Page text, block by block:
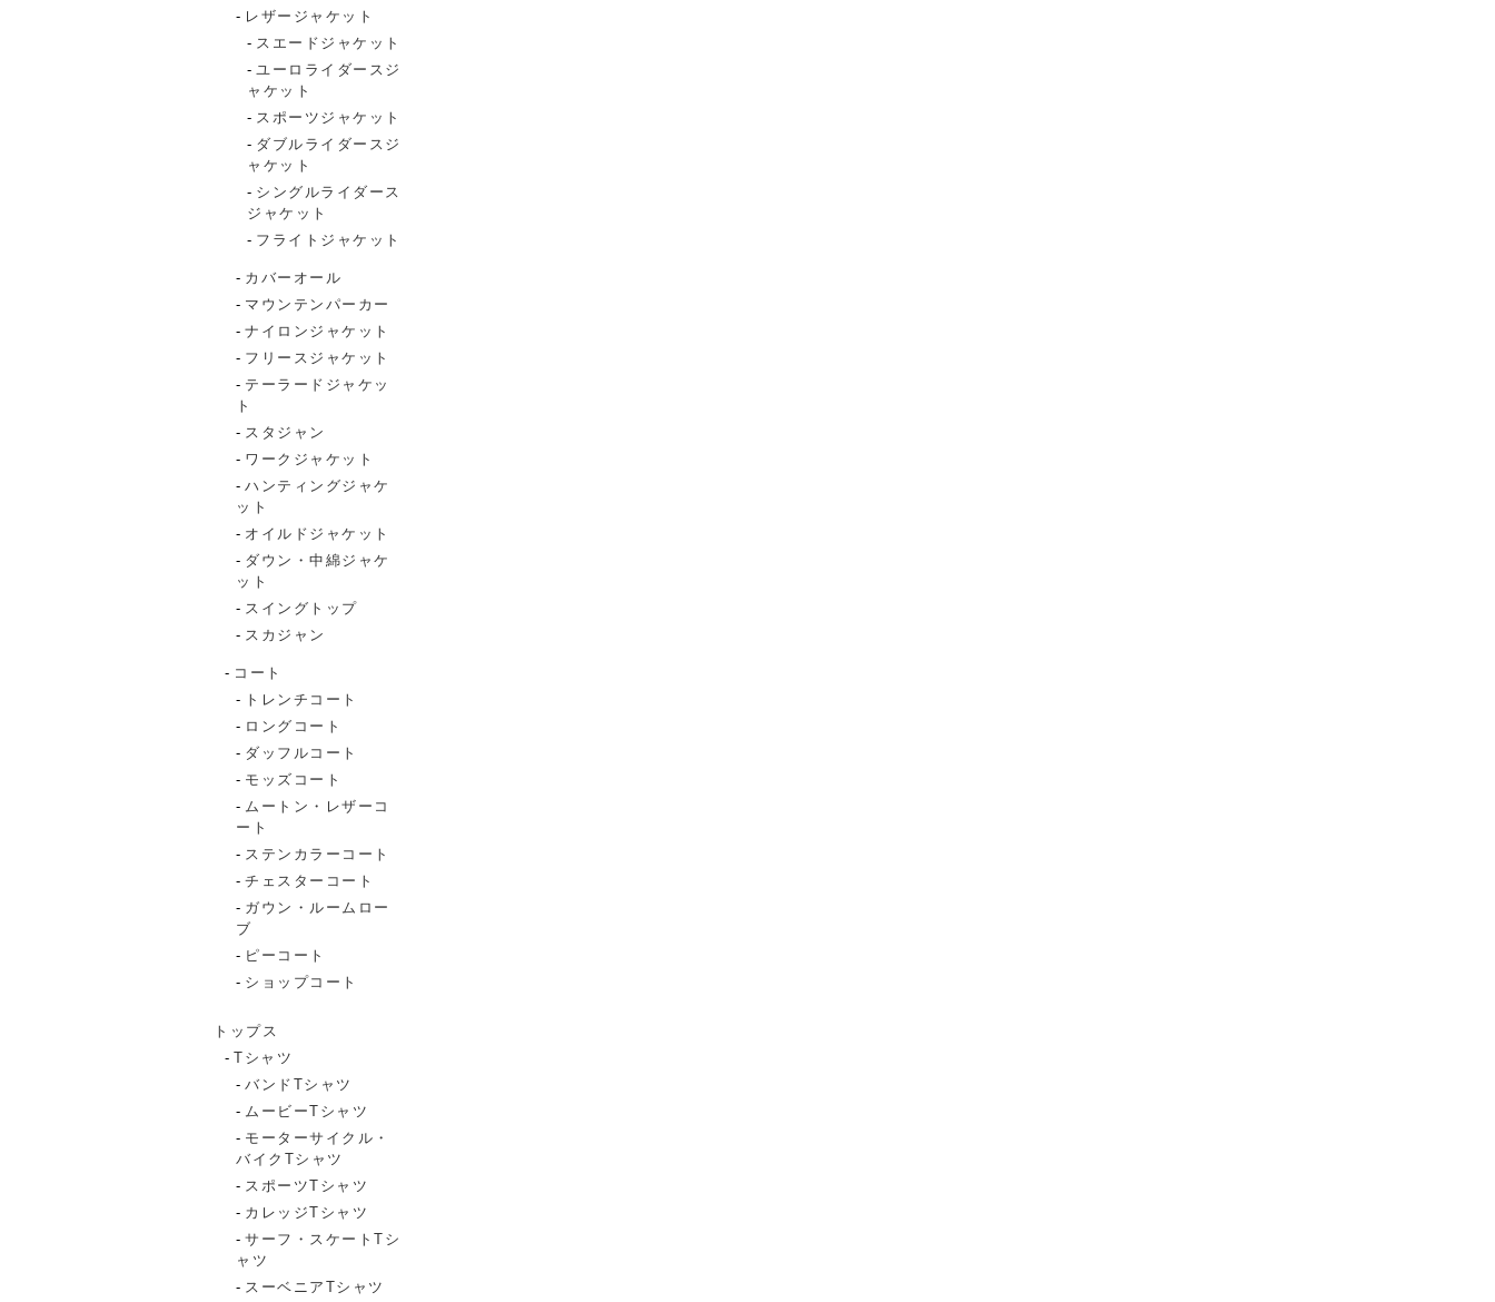
レザージャケット
スエードジャケット
ユーロライダースジ
ャケット
スポーツジャケット
ダブルライダースジ
ャケット
シングルライダース
ジャケット
フライトジャケット
カバーオール
マウンテンパーカー
ナイロンジャケット
フリースジャケット
テーラードジャケッ
ト
スタジャン
ワークジャケット
ハンティングジャケ
ット
オイルドジャケット
ダウン・中綿ジャケ
ット
スイングトップ
スカジャン
コート
トレンチコート
ロングコート
ダッフルコート
モッズコート
ムートン・レザーコ
ート
ステンカラーコート
チェスターコート
ガウン・ルームロー
ブ
ピーコート
ショップコート
トップス
Tシャツ
バンドTシャツ
ムービーTシャツ
モーターサイクル・
バイクTシャツ
スポーツTシャツ
カレッジTシャツ
サーフ・スケートTシ
ャツ
スーベニアTシャツ